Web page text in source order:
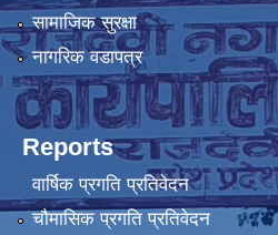
सामाजिक सुरक्षा
नागरिक वडापत्र
Reports
वार्षिक प्रगति प्रतिवेदन
चौमासिक प्रगति प्रतिवेदन